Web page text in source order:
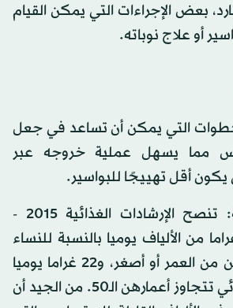
بعض الإجراءات التي يمكن القيام
أو علاج نوباته.
التي يمكن أن تساعد في جعل
مما يسهل عملية خروجه عبر
يكون أقل تهييجًا للبواسير.
> الألياف الغذائية: تنصح الإرشادات الغذائية 2015 -
بتناول 25 غراما من الألياف يوميا بالنسبة للنساء
اللائي في الخمسين من العمر أو أصغر، و22 غراما يوميا
بالنسبة للنساء اللائي تتجاوز أعمارهن الـ50. من الجيد أن